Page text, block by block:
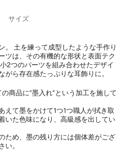
サイズ
。 土を練って成型したような手作り
ツは、その有機的な形状と表面テク
2つのパーツを組み合わせたデザイ
がら存在感たっぷりな耳飾りに。
商品に“墨入れ”という加工を施して
えて墨をかけて1つ1つ職人が拭き取
いた色味になり、高級感を出してい
ため、墨の残り方には個体差がござ
い。